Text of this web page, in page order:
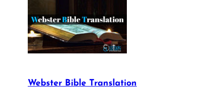
Webster Bible Translation